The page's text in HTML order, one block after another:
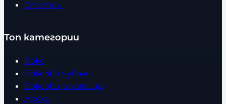
Статии
Топ категории
Бокс
Боксови чували
Боксови ръкавици
Дрехи